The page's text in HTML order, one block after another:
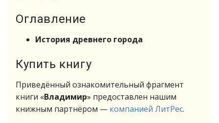
Оглавление
История древнего города
Купить книгу
Приведённый ознакомительный фрагмент
книги «Владимир» предоставлен нашим
книжным партнёром — компанией ЛитРес.